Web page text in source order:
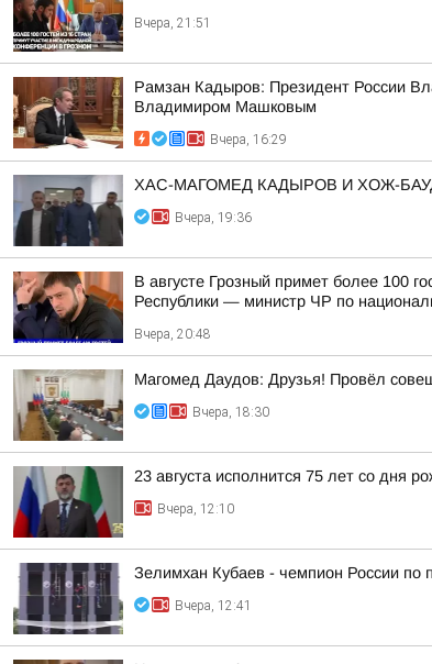
Вчера, 21:51
Рамзан Кадыров: Президент России
Владимиром Машковым
Вчера, 16:29
ХАС-МАГОМЕД КАДЫРОВ И ХОЖ-
Вчера, 19:36
В августе Грозный примет более 100
Республики — министр ЧР по
Вчера, 20:48
Магомед Даудов: Друзья! Провёл
Вчера, 18:30
23 августа исполнится 75 лет со дня
Вчера, 12:10
Зелимхан Кубаев - чемпион России по
Вчера, 12:41